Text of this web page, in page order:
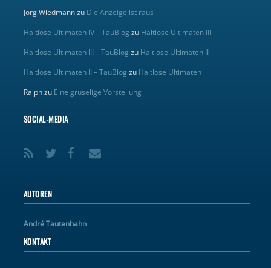
Jörg Wiedmannzu Die Anzeige ist raus
Haltlose Ultimaten IV – TauBlog zu Haltlose Ultimaten III
Haltlose Ultimaten III – TauBlog zu Haltlose Ultimaten II
Haltlose Ultimaten II – TauBlog zu Haltlose Ultimaten
Ralphzu Eine gruselige Vorstellung
SOCIAL-MEDIA
AUTOREN
André Tautenhahn
KONTAKT